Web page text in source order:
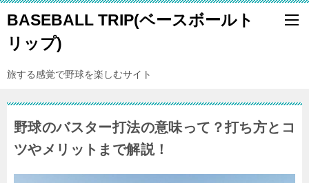
BASEBALL TRIP(ベースボールト
リップ)
旅する感覚で野球を楽しむサイト
野球のバスター打法の意味って？打ち方とコ
ツやメリットまで解説！